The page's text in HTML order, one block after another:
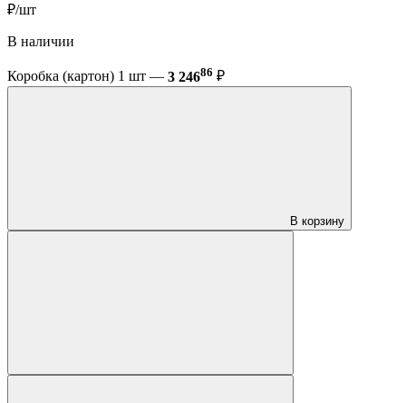
₽/шт
В наличии
Коробка (картон) 1 шт — 3 24686 ₽
В корзину